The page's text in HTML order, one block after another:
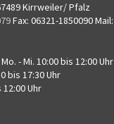
Kirrweiler/ Pfalz
Fax: 06321-1850090Mail:
Mo. - Mi. 10:00 bis 12:00 Uhr
bis 17:30 Uhr
Uhr